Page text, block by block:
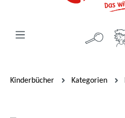
Kinderbücher Kategorien